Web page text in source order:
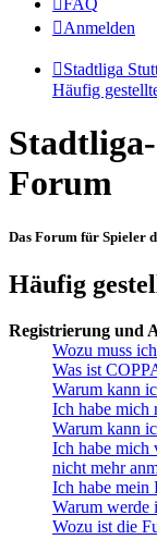
FAQ
Anmelden
Stadtliga
Häufig
Forum
Das Forum für Spieler
Häufig
Registrierung und
Wozu muss
Was ist
Warum kann
Ich habe mich
Warum kann
Ich habe mich
nicht mehr
Ich habe mein
Warum werde
Wozu ist die